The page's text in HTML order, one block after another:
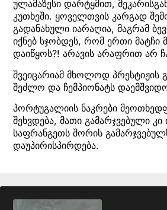
ულამაზესი დარტყმით,
კუთხეში. ყოველთვის კარგად
გადანახული იარაღია, მაგრამ
იქნებ სჯობდეს, რომ ერთი მატჩი
დაიწყოს?! არავის არაფრით არ
შვეიცარიამ მხოლოდ პრესტიჟის
შეძლო და ჩემპიონატს
პორტუგალიის ნაკრები
შეხვდება, მათი გამარჯვებული
საფრანგეთს შორის
დაუპირისპირდება.